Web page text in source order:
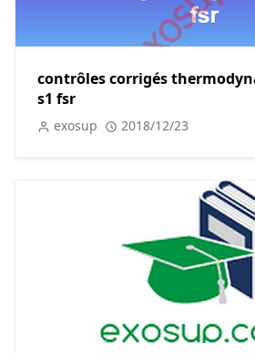
contrôles corrigés
s1 fsr
exosup 2018/12/23